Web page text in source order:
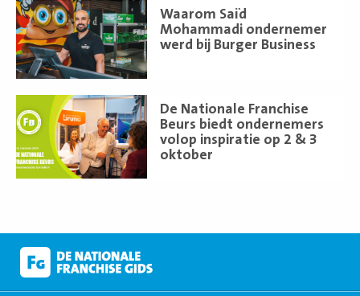
Waarom Saïd
Mohammadi ondernemer
werd bij Burger Business
Lees
meer
De Nationale Franchise
Beurs biedt ondernemers
volop inspiratie op 2 & 3
oktober
meer